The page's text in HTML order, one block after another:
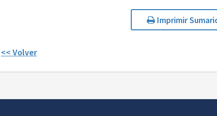
Imprimir
<< Volver